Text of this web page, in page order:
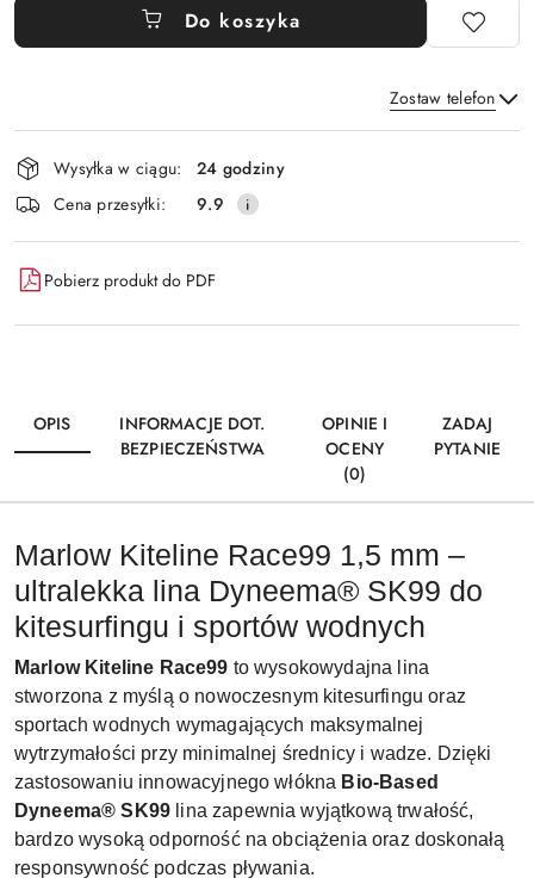
Do koszyka
Zostaw telefon
Wyślij
Dostępność
i
dostawa
Wysyłka w ciągu:
24 godziny
Cena przesyłki:
9.9
Pobierz produkt do PDF
OPIS
INFORMACJE DOT.
BEZPIECZEŃSTWA
OPINIE I
OCENY
(0)
ZADAJ
PYTANIE
Marlow Kiteline Race99 1,5 mm –
ultralekka lina Dyneema® SK99 do
kitesurfingu i sportów wodnych
Marlow Kiteline Race99 to wysokowydajna lina
stworzona z myślą o nowoczesnym kitesurfingu oraz
sportach wodnych wymagających maksymalnej
wytrzymałości przy minimalnej średnicy i wadze. Dzięki
zastosowaniu innowacyjnego włókna Bio-Based
Dyneema® SK99 lina zapewnia wyjątkową trwałość,
bardzo wysoką odporność na obciążenia oraz doskonałą
responsywność podczas pływania.